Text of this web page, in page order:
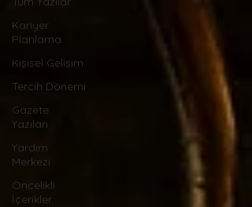
Kariyer
Planlama
Kişisel Gelişim
Tercih Dönemi
Gazete
Yazıları
Yardım
Merkezi
Öncelikli
İçerikler